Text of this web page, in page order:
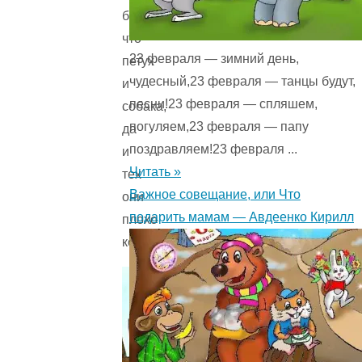
было,
что
петух
и
собака,
да
и
тех
они
плохо
кормили.
23 февраля — зимний день,
чудесный,23 февраля — танцы будут,
песни!23 февраля — спляшем,
погуляем,23 февраля — папу
поздравляем!23 февраля ...
Читать »
Важное совещание, или Что
подарить мамам — Авдеенко Кирилл